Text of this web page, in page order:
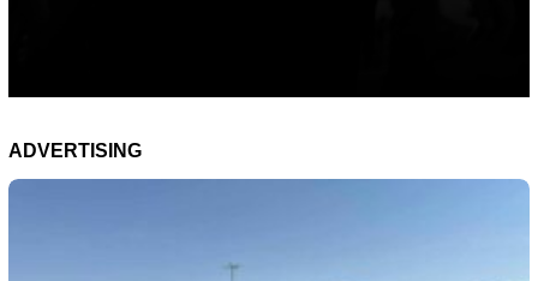
ADVERTISING